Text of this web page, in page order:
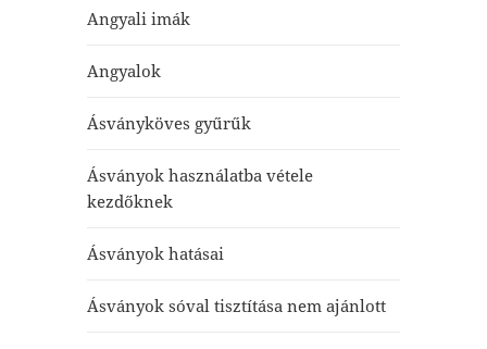
Angyali imák
Angyalok
Ásványköves gyűrűk
Ásványok használatba vétele
kezdőknek
Ásványok hatásai
Ásványok sóval tisztítása nem ajánlott